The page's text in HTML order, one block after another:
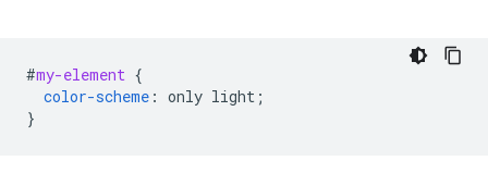
#my-element {
color-scheme : only light ;
}